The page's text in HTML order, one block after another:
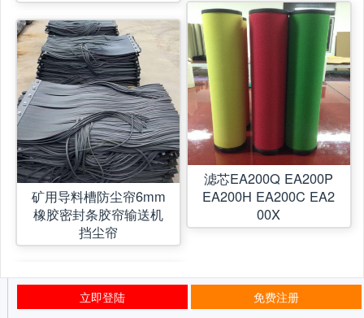
矿用导料槽防尘帘6mm
橡胶密封条胶帘输送机
挡尘帘
滤芯EA200Q EA200P
EA200H EA200C EA2
00X
立即登陆 免费注册